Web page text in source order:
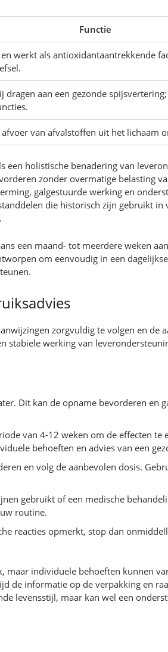
Functie
werkt als antioxidantaantrekkende
dragen aan een gezonde
van afvalstoffen uit het lichaam
holistische benadering van
zonder overmatige belasting
galgestuurde werking en
die historisch zijn gebruikt
een maand- tot meerdere weken
om eenvoudig in een
zorgvuldig te volgen en de
stabiele werking van
Dit kan de opname bevorderen en
van 4-12 weken om de effecten
behoeften en advies van een
en volg de aanbevolen dosis.
gebruikt of een medische
routine.
reacties opmerkt, stop dan
individuele behoeften kunnen
de informatie op de verpakking en
levensstijl, maar kan wel een